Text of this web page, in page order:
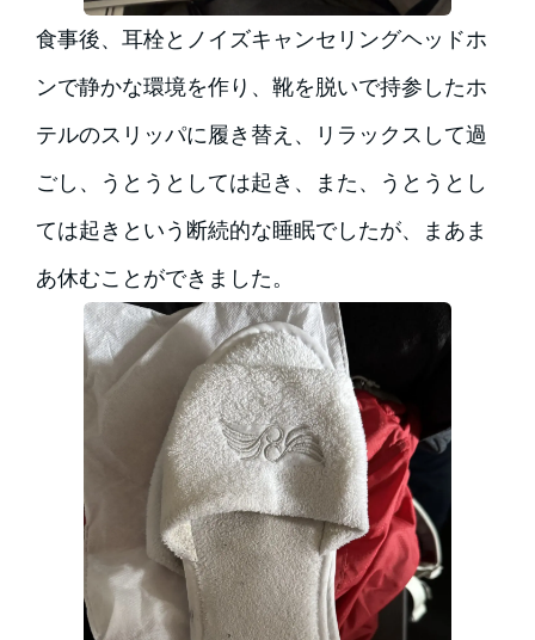
食事後、耳栓とノイズキャンセリングヘッドホ
ンで静かな環境を作り、靴を脱いで持参したホ
テルのスリッパに履き替え、リラックスして過
ごし、うとうとしては起き、また、うとうとし
ては起きという断続的な睡眠でしたが、まあま
あ休むことができました。